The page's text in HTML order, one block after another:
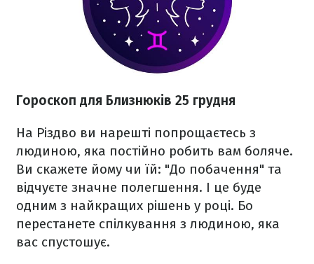
Гороскоп для Близнюків 25 грудня
На Різдво ви нарешті попрощаєтесь з
людиною, яка постійно робить вам боляче.
Ви скажете йому чи їй: "До побачення" та
відчуєте значне полегшення. І це буде
одним з найкращих рішень у році. Бо
перестанете спілкування з людиною, яка
вас спустошує.